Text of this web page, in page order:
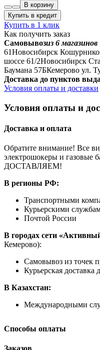
В корзину
Купить в кредит
Купить в 1 клик
Как получить заказ
Самовывозиз 6 магазинов
61Новосибирск
шоссе 61/2Новосибирск
Баумана 57БКемерово ул.
Доставка до пунктов
Условия оплаты и доставки
Условия оплаты и
Доставка и оплата
Обратите внимание! Все
электрошокеры и газовые
ДОСТАВЛЯЕМ!
В регионы РФ:
Транспортными
Курьерскими
Почтой России
В городах сети
Кемерово):
Самовывоз из точек
Курьерская доставка
В Казахстан:
Международными
Способы оплаты